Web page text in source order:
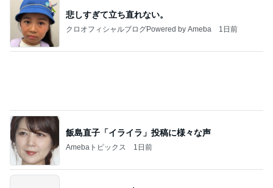
2026/07/28(K) 4本
何でかな？何でだろ？ 10日前